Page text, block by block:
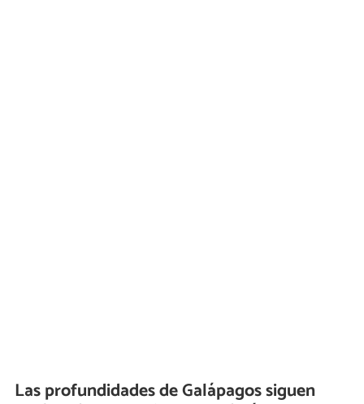
Las profundidades de Galápagos siguen